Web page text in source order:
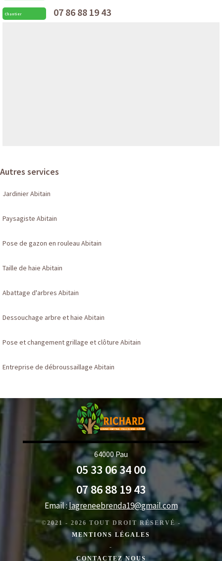
Chantier 07 86 88 19 43
Autres services
Jardinier Abitain
Paysagiste Abitain
Pose de gazon en rouleau Abitain
Taille de haie Abitain
Abattage d'arbres Abitain
Dessouchage arbre et haie Abitain
Pose et changement grillage et clôture Abitain
Entreprise de débroussaillage Abitain
64000 Pau
05 33 06 34 00
07 86 88 19 43
Email :lagreneebrenda19@gmail.com
©2021 - 2026 TOUT DROIT RÉSERVÉ -
MENTIONS LÉGALES
-
CONTACTEZ NOUS